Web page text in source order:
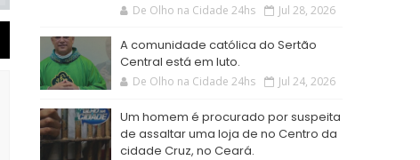
De Olho na Cidade 24hs Jul 28, 2026
A comunidade católica do Sertão
Central está em luto.
De Olho na Cidade 24hs Jul 24, 2026
Um homem é procurado por suspeita
de assaltar uma loja de no Centro da
cidade Cruz, no Ceará.